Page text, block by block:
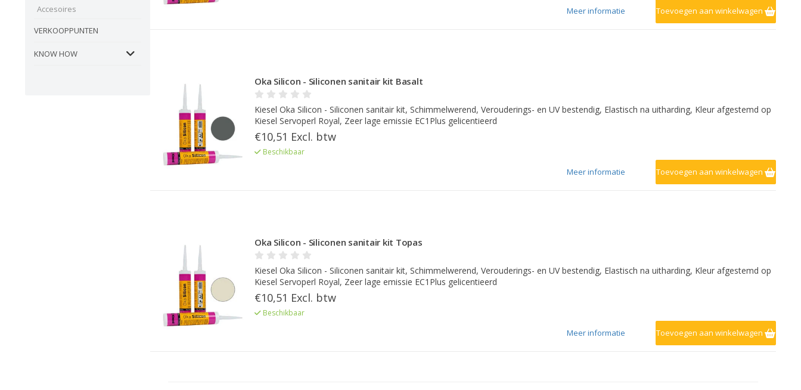
Accesoires
VERKOOPPUNTEN
KNOW HOW
Toevoegen aan winkelwagen
Meer informatie
Oka Silicon - Siliconen sanitair kit Basalt
Kiesel Oka Silicon - Siliconen sanitair kit, Schimmelwerend, Verouderings- en UV bestendig, Elastisch na uitharding, Kleur afgestemd op
Kiesel Servoperl Royal, Zeer lage emissie EC1Plus gelicentieerd
€10,51 Excl. btw
Beschikbaar
Toevoegen aan winkelwagen
Meer informatie
Oka Silicon - Siliconen sanitair kit Topas
Kiesel Oka Silicon - Siliconen sanitair kit, Schimmelwerend, Verouderings- en UV bestendig, Elastisch na uitharding, Kleur afgestemd op
Kiesel Servoperl Royal, Zeer lage emissie EC1Plus gelicentieerd
€10,51 Excl. btw
Beschikbaar
Toevoegen aan winkelwagen
Meer informatie